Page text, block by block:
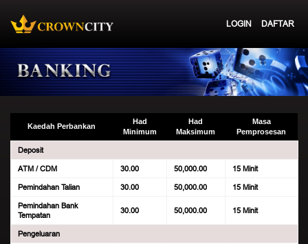
LOGIN DAFTAR
Kaedah Perbankan
Had
Minimum
Had
Maksimum
Masa
Pemprosesan
Deposit
ATM / CDM
30.00 50,000.00
15 Minit
Pemindahan Talian
30.00 50,000.00
15 Minit
Pemindahan Bank
Tempatan
30.00 50,000.00 15 Minit
Pengeluaran